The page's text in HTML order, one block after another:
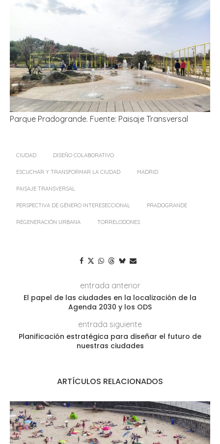
Parque Pradogrande. Fuente: Paisaje Transversal
CIUDAD DISEÑO COLABORATIVO
ESCUCHAR Y TRANSFORMAR LA CIUDAD MADRID
PAISAJE TRANSVERSAL
PERSPECTIVA DE GÉNERO INTERESECCIONAL PRADOGRANDE
REGENERACIÓN URBANA TORRELODONES
entrada anterior
El papel de las ciudades en la localización de la
Agenda 2030 y los ODS
entrada siguiente
Planificación estratégica para diseñar el futuro de
nuestras ciudades
ARTÍCULOS RELACIONADOS